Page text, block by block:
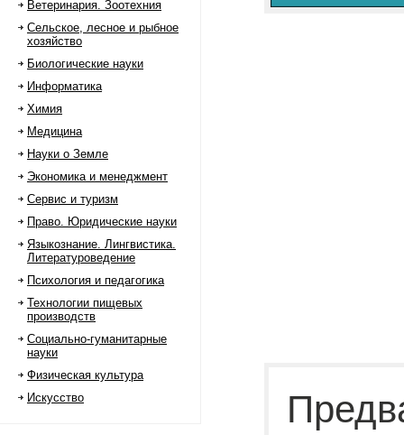
Ветеринария. Зоотехния
Сельское, лесное и рыбное
хозяйство
Биологические науки
Информатика
Химия
Медицина
Науки о Земле
Экономика и менеджмент
Сервис и туризм
Право. Юридические науки
Языкознание. Лингвистика.
Литературоведение
Психология и педагогика
Технологии пищевых
производств
Социально-гуманитарные
науки
Физическая культура
Искусство